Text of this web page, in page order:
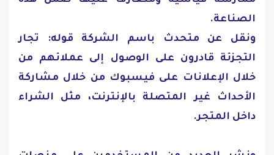
الصناعة.
ونقل عن متحدث باسم الشركة قوله: تجار
التجزئة قادرون على الوصول إلى عملائهم من
خلال الإعلانات على فيسبوك من خلال مشاركة
الأحداث غير المتصلة بالإنترنت، مثل الشراء
داخل المتجر.